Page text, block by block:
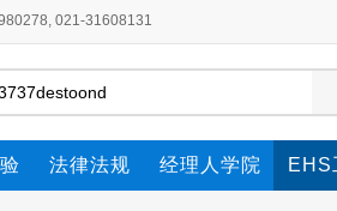
021-31608131
法律法规 经理人学院 EHS